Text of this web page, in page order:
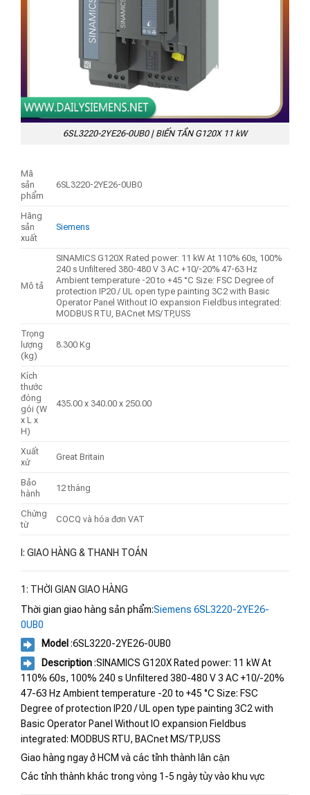
6SL3220-2YE26-0UB0 | BIẾN TẦN G120X 11 kW
Mã
sản
phẩm
6SL3220-2YE26-0UB0
Hãng
sản
xuất
Siemens
Mô tả
SINAMICS G120X Rated power: 11 kW At 110% 60s, 100%
240 s Unfiltered 380-480 V 3 AC +10/-20% 47-63 Hz
Ambient temperature -20 to +45 °C Size: FSC Degree of
protection IP20 / UL open type painting 3C2 with Basic
Operator Panel Without IO expansion Fieldbus integrated:
MODBUS RTU, BACnet MS/TP,USS
Trọng
lượng
(kg)
8.300 Kg
Kích
thước
đóng
gói (W
x L x
H)
435.00 x 340.00 x 250.00
Xuất
xứ
Great Britain
Bảo
hành
12 tháng
Chứng
từ
COCQ và hóa đơn VAT
I: GIAO HÀNG & THANH TOÁN
1: THỜI GIAN GIAO HÀNG
Thời gian giao hàng sản phẩm:Siemens 6SL3220-2YE26-
0UB0
Model :6SL3220-2YE26-0UB0
Description:SINAMICS G120X Rated power: 11 kW At
110% 60s, 100% 240 s Unfiltered 380-480 V 3 AC +10/-20%
47-63 Hz Ambient temperature -20 to +45 °C Size: FSC
Degree of protection IP20 / UL open type painting 3C2 with
Basic Operator Panel Without IO expansion Fieldbus
integrated: MODBUS RTU, BACnet MS/TP,USS
Giao hàng ngay ở HCM và các tỉnh thành lân cận
Các tỉnh thành khác trong vòng 1-5 ngày tùy vào khu vực